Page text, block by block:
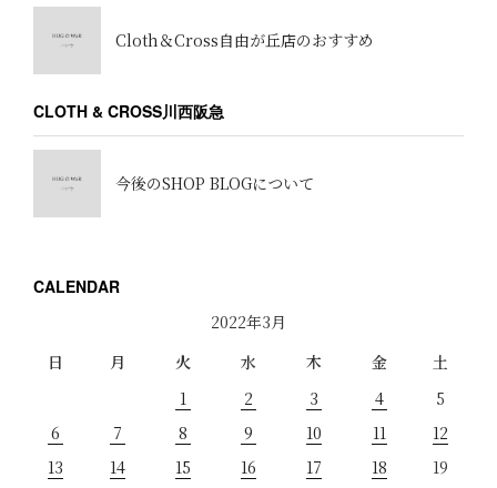
Cloth＆Cross自由が丘店のおすすめ
CLOTH & CROSS川西阪急
今後のSHOP BLOGについて
CALENDAR
2022年3月
日
月 火 水 木 金
土
1
2 3 4
5
6
7 8 9 10 11
12
13
14 15 16 17 18
19